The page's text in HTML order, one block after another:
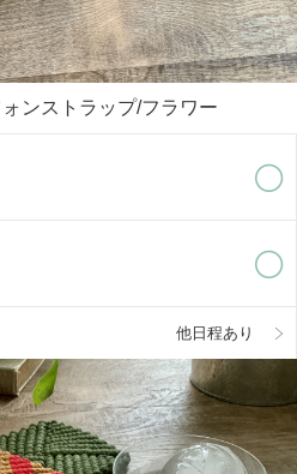
ンストラップ/フラワー
他日程あり